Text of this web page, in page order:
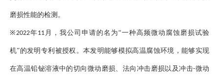
磨损性能的检测。
※2022年11 月，我公司申请的名为“一种高频微动腐蚀磨损试验
机”的发明专利被授权。本发明能够模拟高温腐蚀环境，能够实现
在高温铅铋溶液中的切向微动磨损、法向冲击磨损以及冲击-微动